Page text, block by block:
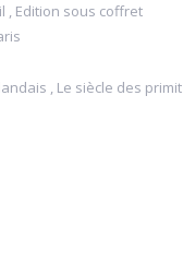
, Edition sous coffret
, Le siècle des primit